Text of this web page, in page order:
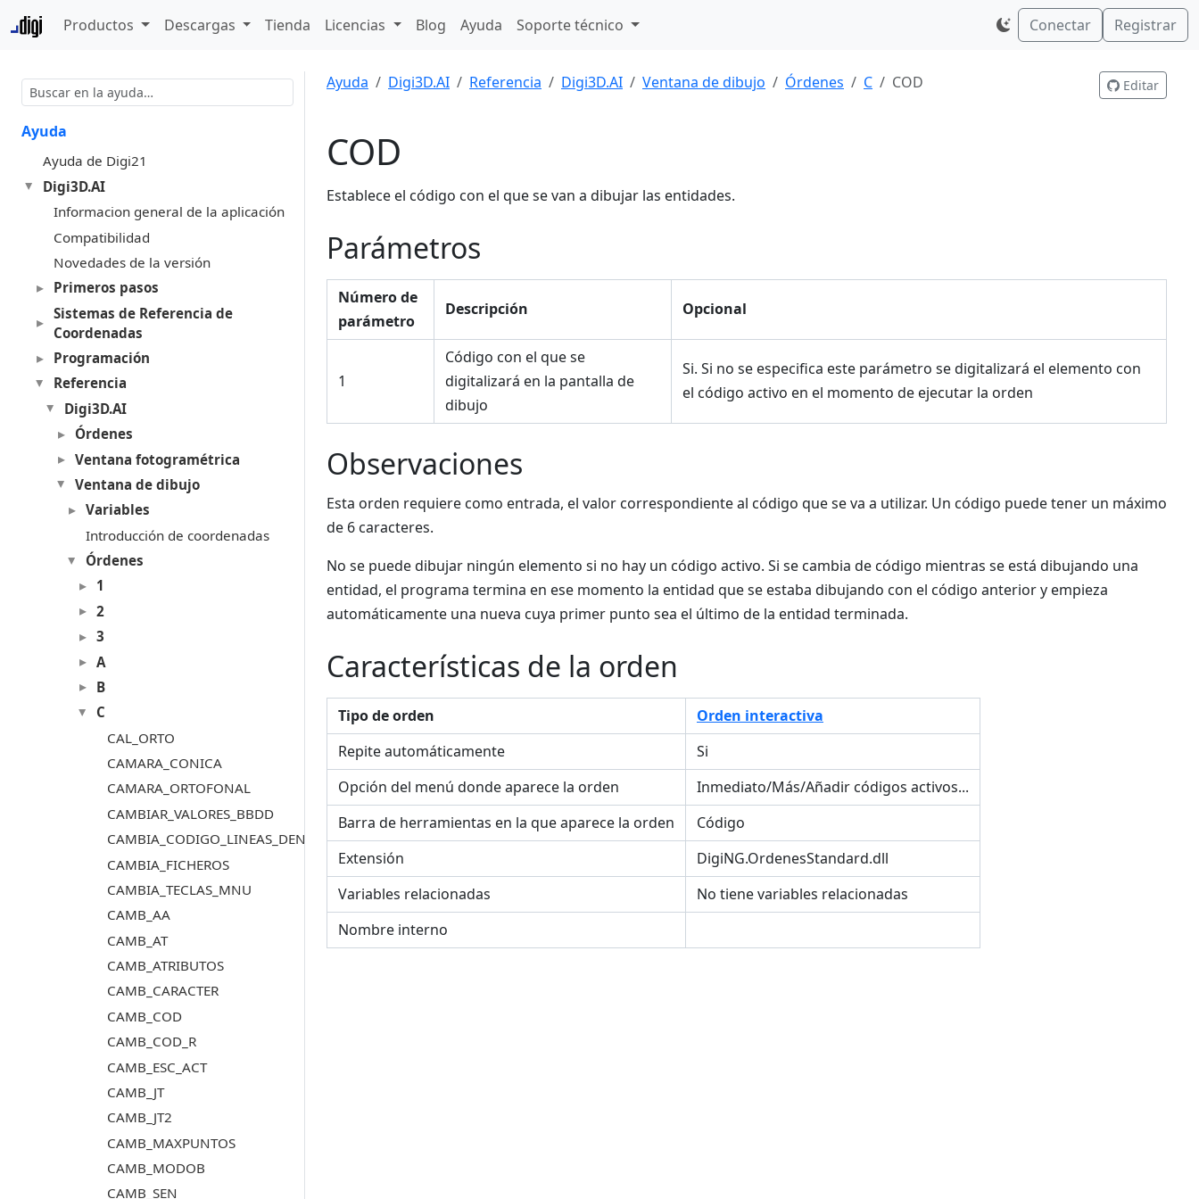
Productos Descargas Tienda Licencias Blog Ayuda Soporte técnico Conectar Registrar
Ayuda
Ayuda de Digi21
Digi3D.AI
Informacion general de la aplicación
Compatibilidad
Novedades de la versión
Primeros pasos
Sistemas de Referencia de
Coordenadas
Programación
Referencia
Digi3D.AI
Órdenes
Ventana fotogramétrica
Ventana de dibujo
Variables
Introducción de coordenadas
Órdenes
1
2
3
A
B
C
CAL_ORTO
CAMARA_CONICA
CAMARA_ORTOFONAL
CAMBIAR_VALORES_BBDD
CAMBIA_CODIGO_LINEAS_DENTRO_POLIGONOS_TOPOLOGIA
CAMBIA_FICHEROS
CAMBIA_TECLAS_MNU
CAMB_AA
CAMB_AT
CAMB_ATRIBUTOS
CAMB_CARACTER
CAMB_COD
CAMB_COD_R
CAMB_ESC_ACT
CAMB_JT
CAMB_JT2
CAMB_MAXPUNTOS
CAMB_MODOB
CAMB_SEN
Ayuda Digi3D.AI Referencia Digi3D.AI Ventana de dibujo Órdenes C COD Editar
COD
Establece el código con el que se van a dibujar las entidades.
Parámetros
Número de
parámetro
Descripción Opcional
1
Código con el que se
digitalizará en la pantalla de
dibujo
Si. Si no se especifica este parámetro se digitalizará el elemento con
el código activo en el momento de ejecutar la orden
Observaciones
Esta orden requiere como entrada, el valor correspondiente al código que se va a utilizar. Un código puede tener un máximo
de 6 caracteres.
No se puede dibujar ningún elemento si no hay un código activo. Si se cambia de código mientras se está dibujando una
entidad, el programa termina en ese momento la entidad que se estaba dibujando con el código anterior y empieza
automáticamente una nueva cuya primer punto sea el último de la entidad terminada.
Características de la orden
Tipo de orden
Orden interactiva
Repite automáticamente
Si
Opción del menú donde aparece la orden
Inmediato/Más/Añadir códigos activos...
Barra de herramientas en la que aparece la orden
Código
Extensión
DigiNG.OrdenesStandard.dll
Variables relacionadas
No tiene variables relacionadas
Nombre interno